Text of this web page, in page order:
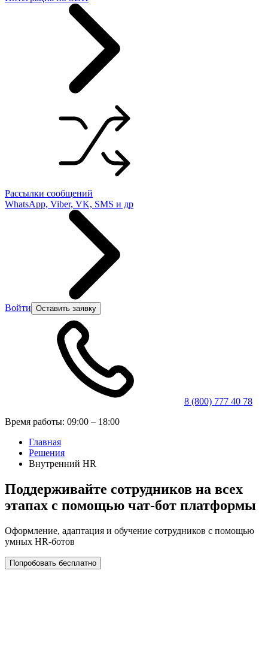
Рассылки сообщений
WhatsApp, Viber, VK, SMS и др
Войти Оставить заявку
8 (800) 777 40 78
Время работы: 09:00 – 18:00
Главная
Решения
Внутренний HR
Поддерживайте сотрудников на всех
этапах с помощью чат-бот платформы
Оформление, адаптация и обучение сотрудников с помощью
умных HR-ботов
Попробовать бесплатно